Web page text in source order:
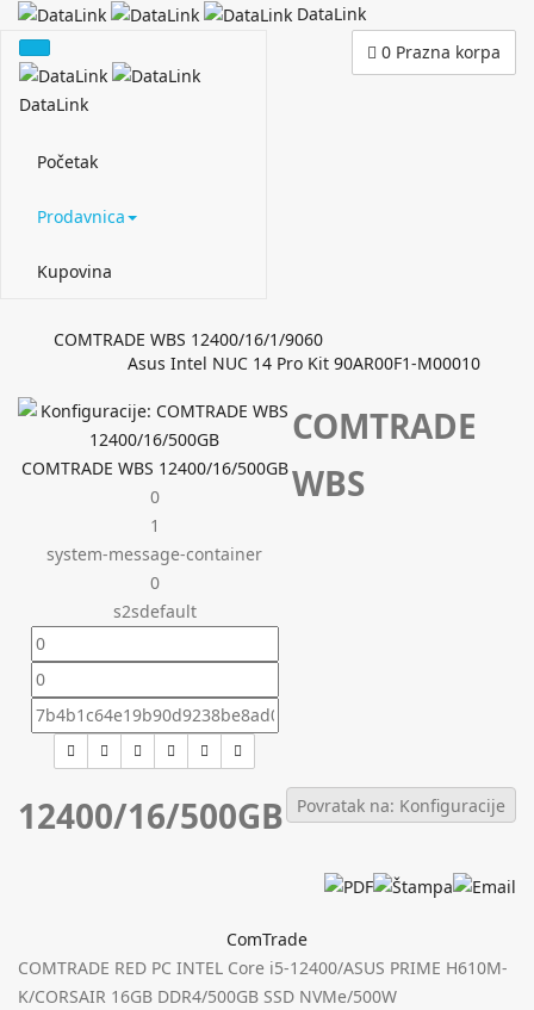
DataLink
DataLink
Početak
Prodavnica
Kupovina
0 Prazna korpa
COMTRADE WBS 12400/16/1/9060
Asus Intel NUC 14 Pro Kit 90AR00F1-M00010
COMTRADE WBS 12400/16/500GB
0
1
system-message-container
0
s2sdefault
Povratak na: Konfiguracije
COMTRADE
WBS
12400/16/500GB
ComTrade
COMTRADE RED PC INTEL Core i5-12400/ASUS PRIME H610M-
K/CORSAIR 16GB DDR4/500GB SSD NVMe/500W